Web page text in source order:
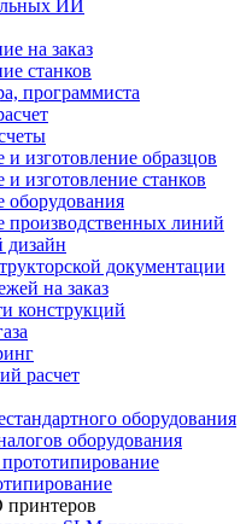
ИИ
на заказ
станков
программиста
изготовление образцов
изготовление станков
оборудования
производственных линий
документации
на заказ
конструкций
расчет
оборудования
оборудования
принтеров